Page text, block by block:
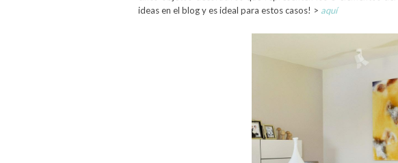
ideas en el blog y es ideal para estos casos! > aquí